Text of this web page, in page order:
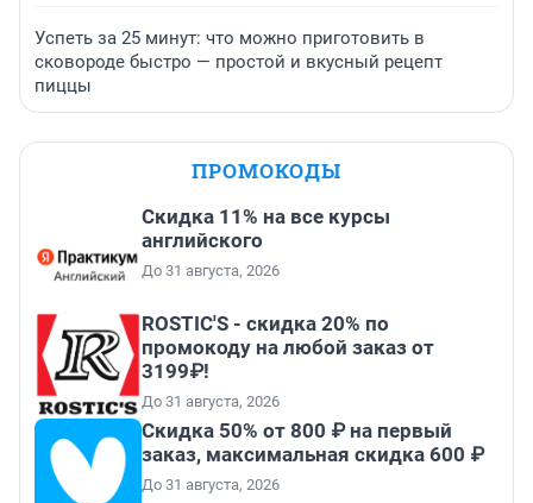
Успеть за 25 минут: что можно приготовить в
сковороде быстро — простой и вкусный рецепт
пиццы
ПРОМОКОДЫ
Скидка 11% на все курсы
английского
До 31 августа, 2026
ROSTIC'S - скидка 20% по
промокоду на любой заказ от
3199₽!
До 31 августа, 2026
Скидка 50% от 800 ₽ на первый
заказ, максимальная скидка 600 ₽
До 31 августа, 2026